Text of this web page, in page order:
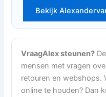
Bekijk
VraagAlex steunen?
mensen met vragen
retouren en webshops.
online te houden? Dan